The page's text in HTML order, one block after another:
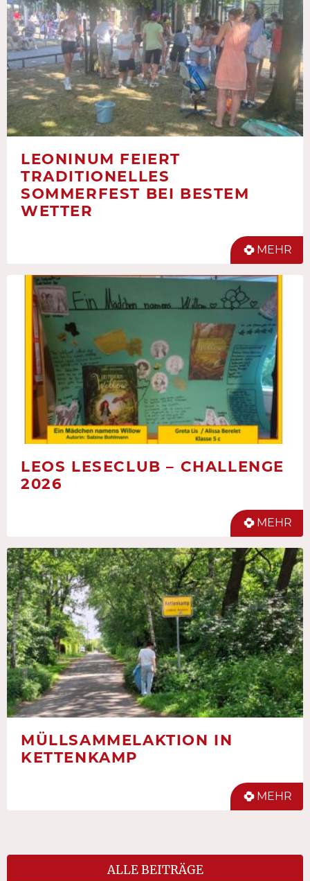
LEONINUM FEIERT
TRADITIONELLES
SOMMERFEST BEI BESTEM
WETTER
MEHR
LEOS LESECLUB – CHALLENGE
2026
MEHR
MÜLLSAMMELAKTION IN
KETTENKAMP
MEHR
ALLE BEITRÄGE